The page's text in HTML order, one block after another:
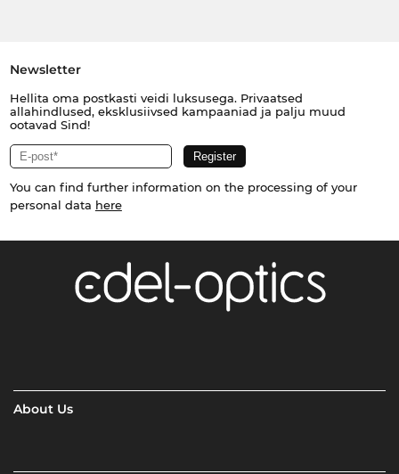
Newsletter
Hellita oma postkasti veidi luksusega. Privaatsed
allahindlused, eksklusiivsed kampaaniad ja palju muud
ootavad Sind!
You can find further information on the processing of your
personal data here
About Us